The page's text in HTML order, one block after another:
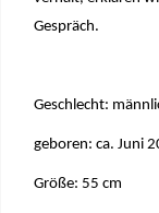
Gespräch.
Geschlecht:
geboren: ca. Juni
Größe: 55 cm